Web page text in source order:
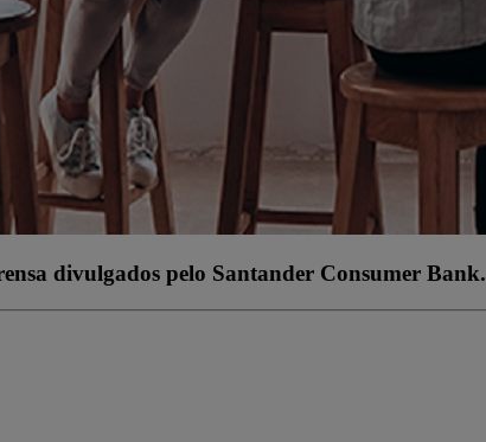
divulgados pelo Santander Consumer Bank.